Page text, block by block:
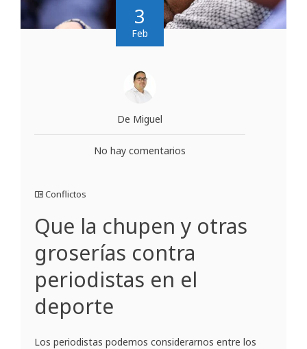
3
Feb
De Miguel
No hay comentarios
Conflictos
Que la chupen y otras
groserías contra
periodistas en el
deporte
Los periodistas podemos considerarnos entre los